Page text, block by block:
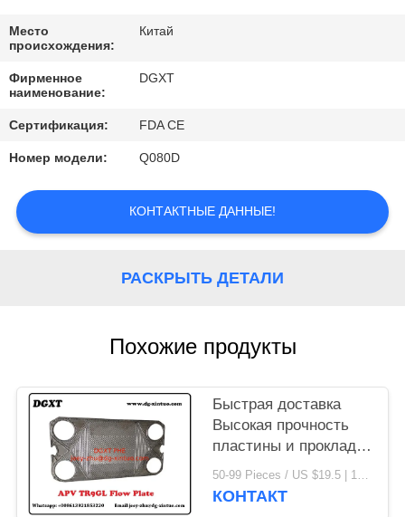
КОНТАКТНЫЕ
ДАННЫЕ
ОТПРАВИТЬ
ЗАПРОС
КАРТА
САЙТА
Место
происхождения:
Китай
Фирменное
наименование:
DGXT
Сертификация: FDA CE
Номер модели: Q080D
КОНТАКТНЫЕ ДАННЫЕ!
РАСКРЫТЬ ДЕТАЛИ
Похожие продукты
Быстрая доставка
Высокая прочность
пластины и прокладки
для пластинчатого
теплообменника APV
50-99 Pieces / US $19.5 | 100-199 Pieces / US $18.5 | 200-299 Pieces / US $18 | 300+ Pieces / US $17.6 MOQ:1
КОНТАКТ